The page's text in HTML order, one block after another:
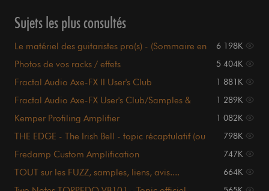
Sujets les plus consultés
Le matériel des guitaristes pro(s) - (Sommaire en
6 198K
Photos de vos racks / effets 5 404K
Fractal Audio Axe-FX II User's Club 1 881K
Fractal Audio Axe-FX User's Club/Samples &
1 289K
Kemper Profiling Amplifier 1 082K
THE EDGE - The Irish Bell - topic récaptulatif (ou
798K
Fredamp Custom Amplification 747K
TOUT sur les FUZZ, samples, liens, avis....
664K